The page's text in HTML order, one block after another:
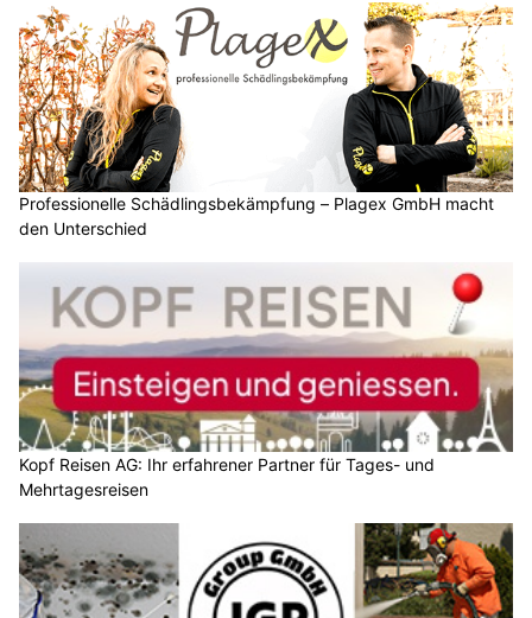
Professionelle Schädlingsbekämpfung – Plagex GmbH macht
den Unterschied
Kopf Reisen AG: Ihr erfahrener Partner für Tages- und
Mehrtagesreisen